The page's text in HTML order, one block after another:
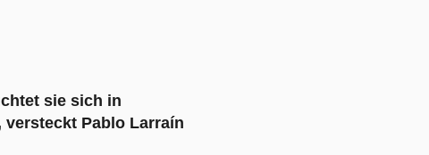
sie sich in
Pablo Larraín